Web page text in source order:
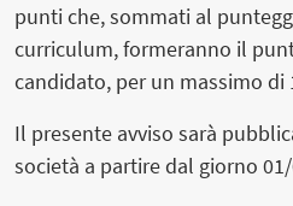
punti che, sommati al
curriculum, formeranno il
candidato, per un massimo di
Il presente avviso sarà
società a partire dal giorno